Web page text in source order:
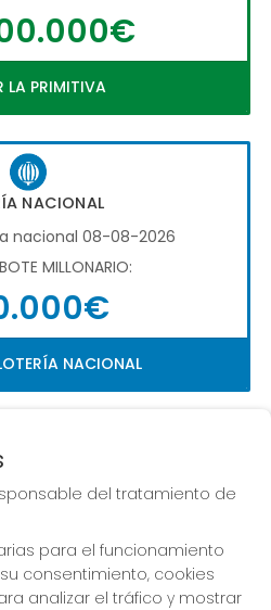
LA PRIMITIVA
NACIONAL
nacional 08-08-2026
MILLONARIO:
NACIONAL
día 10-08-2026
MILLONARIO:
del tratamiento de
para el funcionamiento
consentimiento, cookies
analizar el tráfico y mostrar